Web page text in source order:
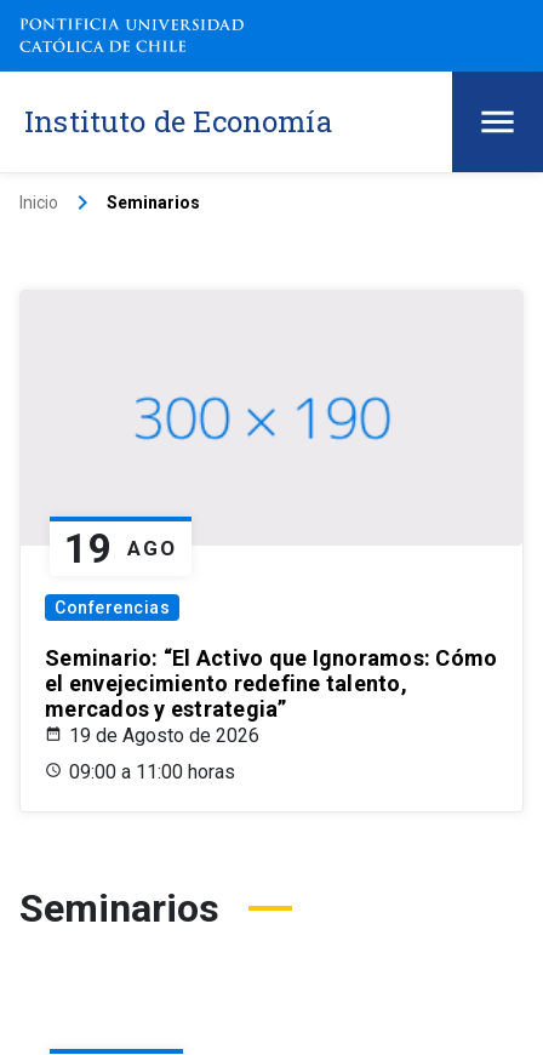
Instituto de Economía
Inicio keyboard_arrow_right Seminarios
19 AGO
Conferencias
Seminario: “El Activo que Ignoramos: Cómo
el envejecimiento redefine talento,
mercados y estrategia”
19 de Agosto de 2026
09:00 a 11:00 horas
Seminarios